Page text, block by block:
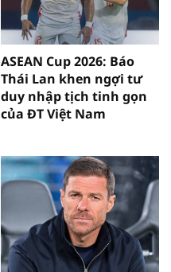
ASEAN Cup 2026: Báo
Thái Lan khen ngợi tư
duy nhập tịch tinh gọn
của ĐT Việt Nam